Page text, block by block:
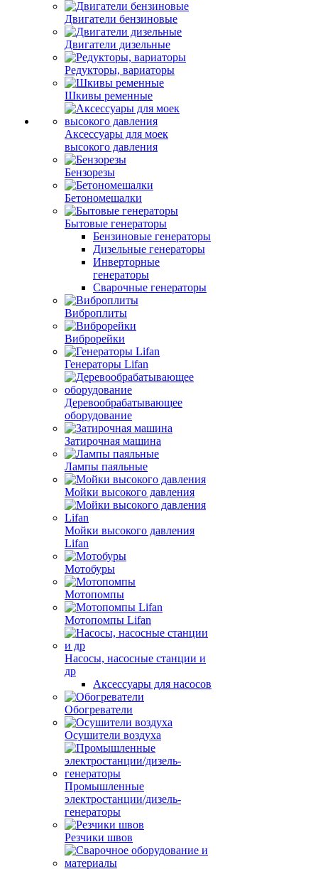
Двигатели бензиновые
Двигатели дизельные
Редукторы, вариаторы
Шкивы ременные
Аксессуары для моек
высокого давления
Бензорезы
Бетономешалки
Бытовые генераторы
Бензиновые генераторы
Дизельные генераторы
Инверторные
генераторы
Сварочные генераторы
Виброплиты
Виброрейки
Генераторы Lifan
Деревообрабатывающее
оборудование
Затирочная машина
Лампы паяльные
Мойки высокого давления
Мойки высокого давления
Lifan
Мотобуры
Мотопомпы
Мотопомпы Lifan
Насосы, насосные станции и
др
Аксессуары для насосов
Обогреватели
Осушители воздуха
Промышленные
электростанции/дизель-
генераторы
Резчики швов